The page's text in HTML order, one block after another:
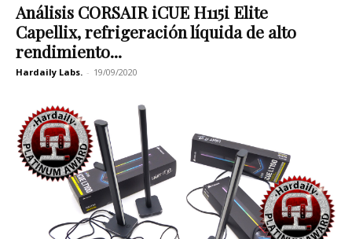
Análisis CORSAIR iCUE H115i Elite
Capellix, refrigeración líquida de alto
rendimiento...
Hardaily Labs. - 19/09/2020